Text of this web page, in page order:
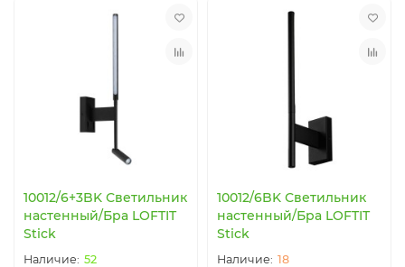
10012/6+3BK Светильник
настенный/Бра LOFTIT
Stick
52
10012/6BK Светильник
настенный/Бра LOFTIT
Stick
18